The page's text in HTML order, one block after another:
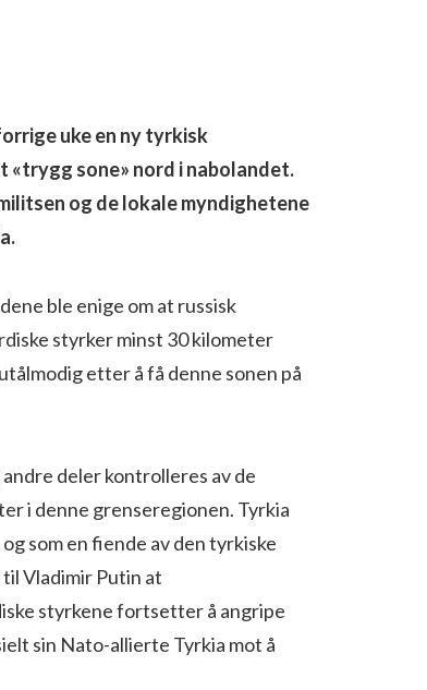
uke en ny tyrkisk
sone» nord i nabolandet.
og de lokale myndighetene
ble enige om at russisk
styrker minst 30 kilometer
etter å få denne sonen på
deler kontrolleres av de
i denne grenseregionen. Tyrkia
som en fiende av den tyrkiske
Vladimir Putin at
styrkene fortsetter å angripe
sin Nato-allierte Tyrkia mot å